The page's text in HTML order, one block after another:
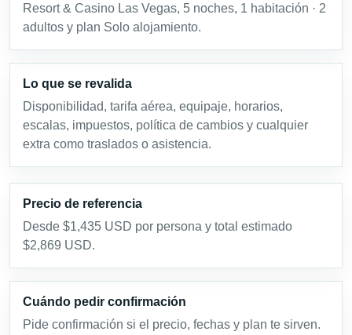
Resort & Casino Las Vegas, 5 noches, 1 habitación · 2
adultos y plan Solo alojamiento.
Lo que se revalida
Disponibilidad, tarifa aérea, equipaje, horarios,
escalas, impuestos, política de cambios y cualquier
extra como traslados o asistencia.
Precio de referencia
Desde $1,435 USD por persona y total estimado
$2,869 USD.
Cuándo pedir confirmación
Pide confirmación si el precio, fechas y plan te sirven.